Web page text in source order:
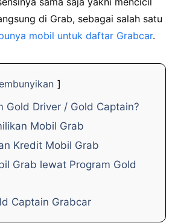
di Grab, sebagai salah satu
mobil untuk daftar Grabcar.
Gold Driver / Gold Captain?
Mobil Grab
Kredit Mobil Grab
Grab lewat Program Gold
Captain Grabcar